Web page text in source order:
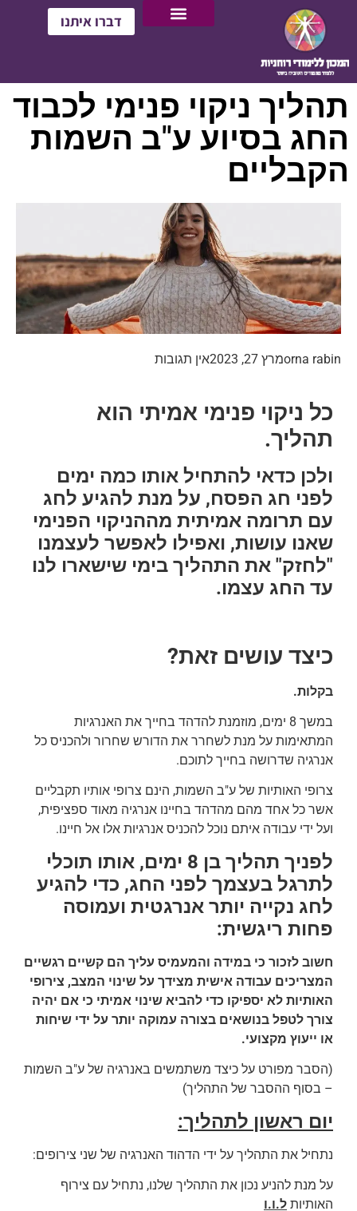
דברו איתנו
תהליך ניקוי פנימי לכבוד
החג בסיוע ע"ב השמות
הקבליים
orna rabinמרץ 27, 2023 אין תגובות
כל ניקוי פנימי אמיתי הוא
תהליך.
ולכן כדאי להתחיל אותו כמה ימים
לפני חג הפסח, על מנת להגיע לחג
עם תרומה אמיתית מההניקוי הפנימי
שאנו עושות, ואפילו לאפשר לעצמנו
"לחזק" את התהליך בימי שישארו לנו
עד החג עצמו.
כיצד עושים זאת?
בקלות.
במשך 8 ימים, מוזמנת להדהד בחייך את האנרגיות
המתאימות על מנת לשחרר את הדורש שחרור ולהכניס כל
אנרגיה שדרושה בחייך לתוכם.
צרופי האותיות של ע"ב השמות, הינם צרופי אותיו תקבליים
אשר כל אחד מהם מהדהד בחיינו אנרגיה מאוד ספציפית,
ועל ידי עבודה איתם נוכל להכניס אנרגיות אלו אל חיינו.
לפניך תהליך בן 8 ימים, אותו תוכלי
לתרגל בעצמך לפני החג, כדי להגיע
לחג נקייה יותר אנרגטית ועמוסה
פחות ריגשית:
חשוב לזכור כי במידה והמעמיס עליך הם קשיים רגשיים
המצריכים עבודה אישית מצידך על שינוי המצב, צירופי
האותיות לא יספיקו כדי להביא שינוי אמיתי כי אם יהיה
צורך לטפל בנושאים בצורה עמוקה יותר על ידי שיחות
או ייעוץ מקצועי.
(הסבר מפורט על כיצד משתמשים באנרגיה של ע"ב השמות
– בסוף ההסבר של התהליך)
יום ראשון לתהליך:
נתחיל את התהליך על ידי הדהוד האנרגיה של שני צירופים:
על מנת להניע נכון את התהליך שלנו, נתחיל עם צירוף
האותיות ל.ו.ו